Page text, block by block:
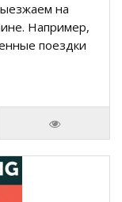
на
Например,
поездки